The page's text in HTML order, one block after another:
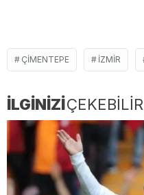
ÇIMENTEPE IZMIR
İLGİNİZİÇEKEBİLİR